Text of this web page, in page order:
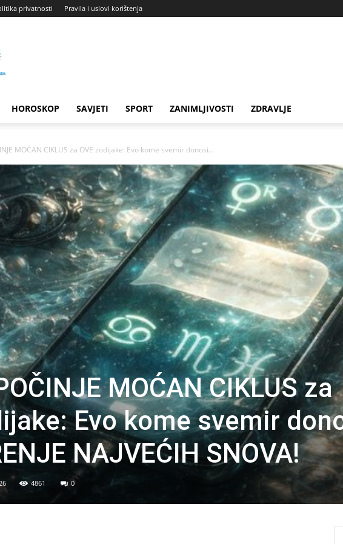
privatnosti Pravila i uslovi korištenja
HOROSKOP SAVJETI SPORT ZANIMLJIVOSTI ZDRAVLJE
MOĆAN CIKLUS za OVE zodijake: Evo kome svemir donosi...
MOĆAN CIKLUS za
Evo kome svemir
NAJVEĆIH SNOVA!
4861 0